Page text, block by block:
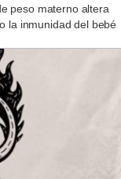
peso materno altera
la inmunidad del bebé